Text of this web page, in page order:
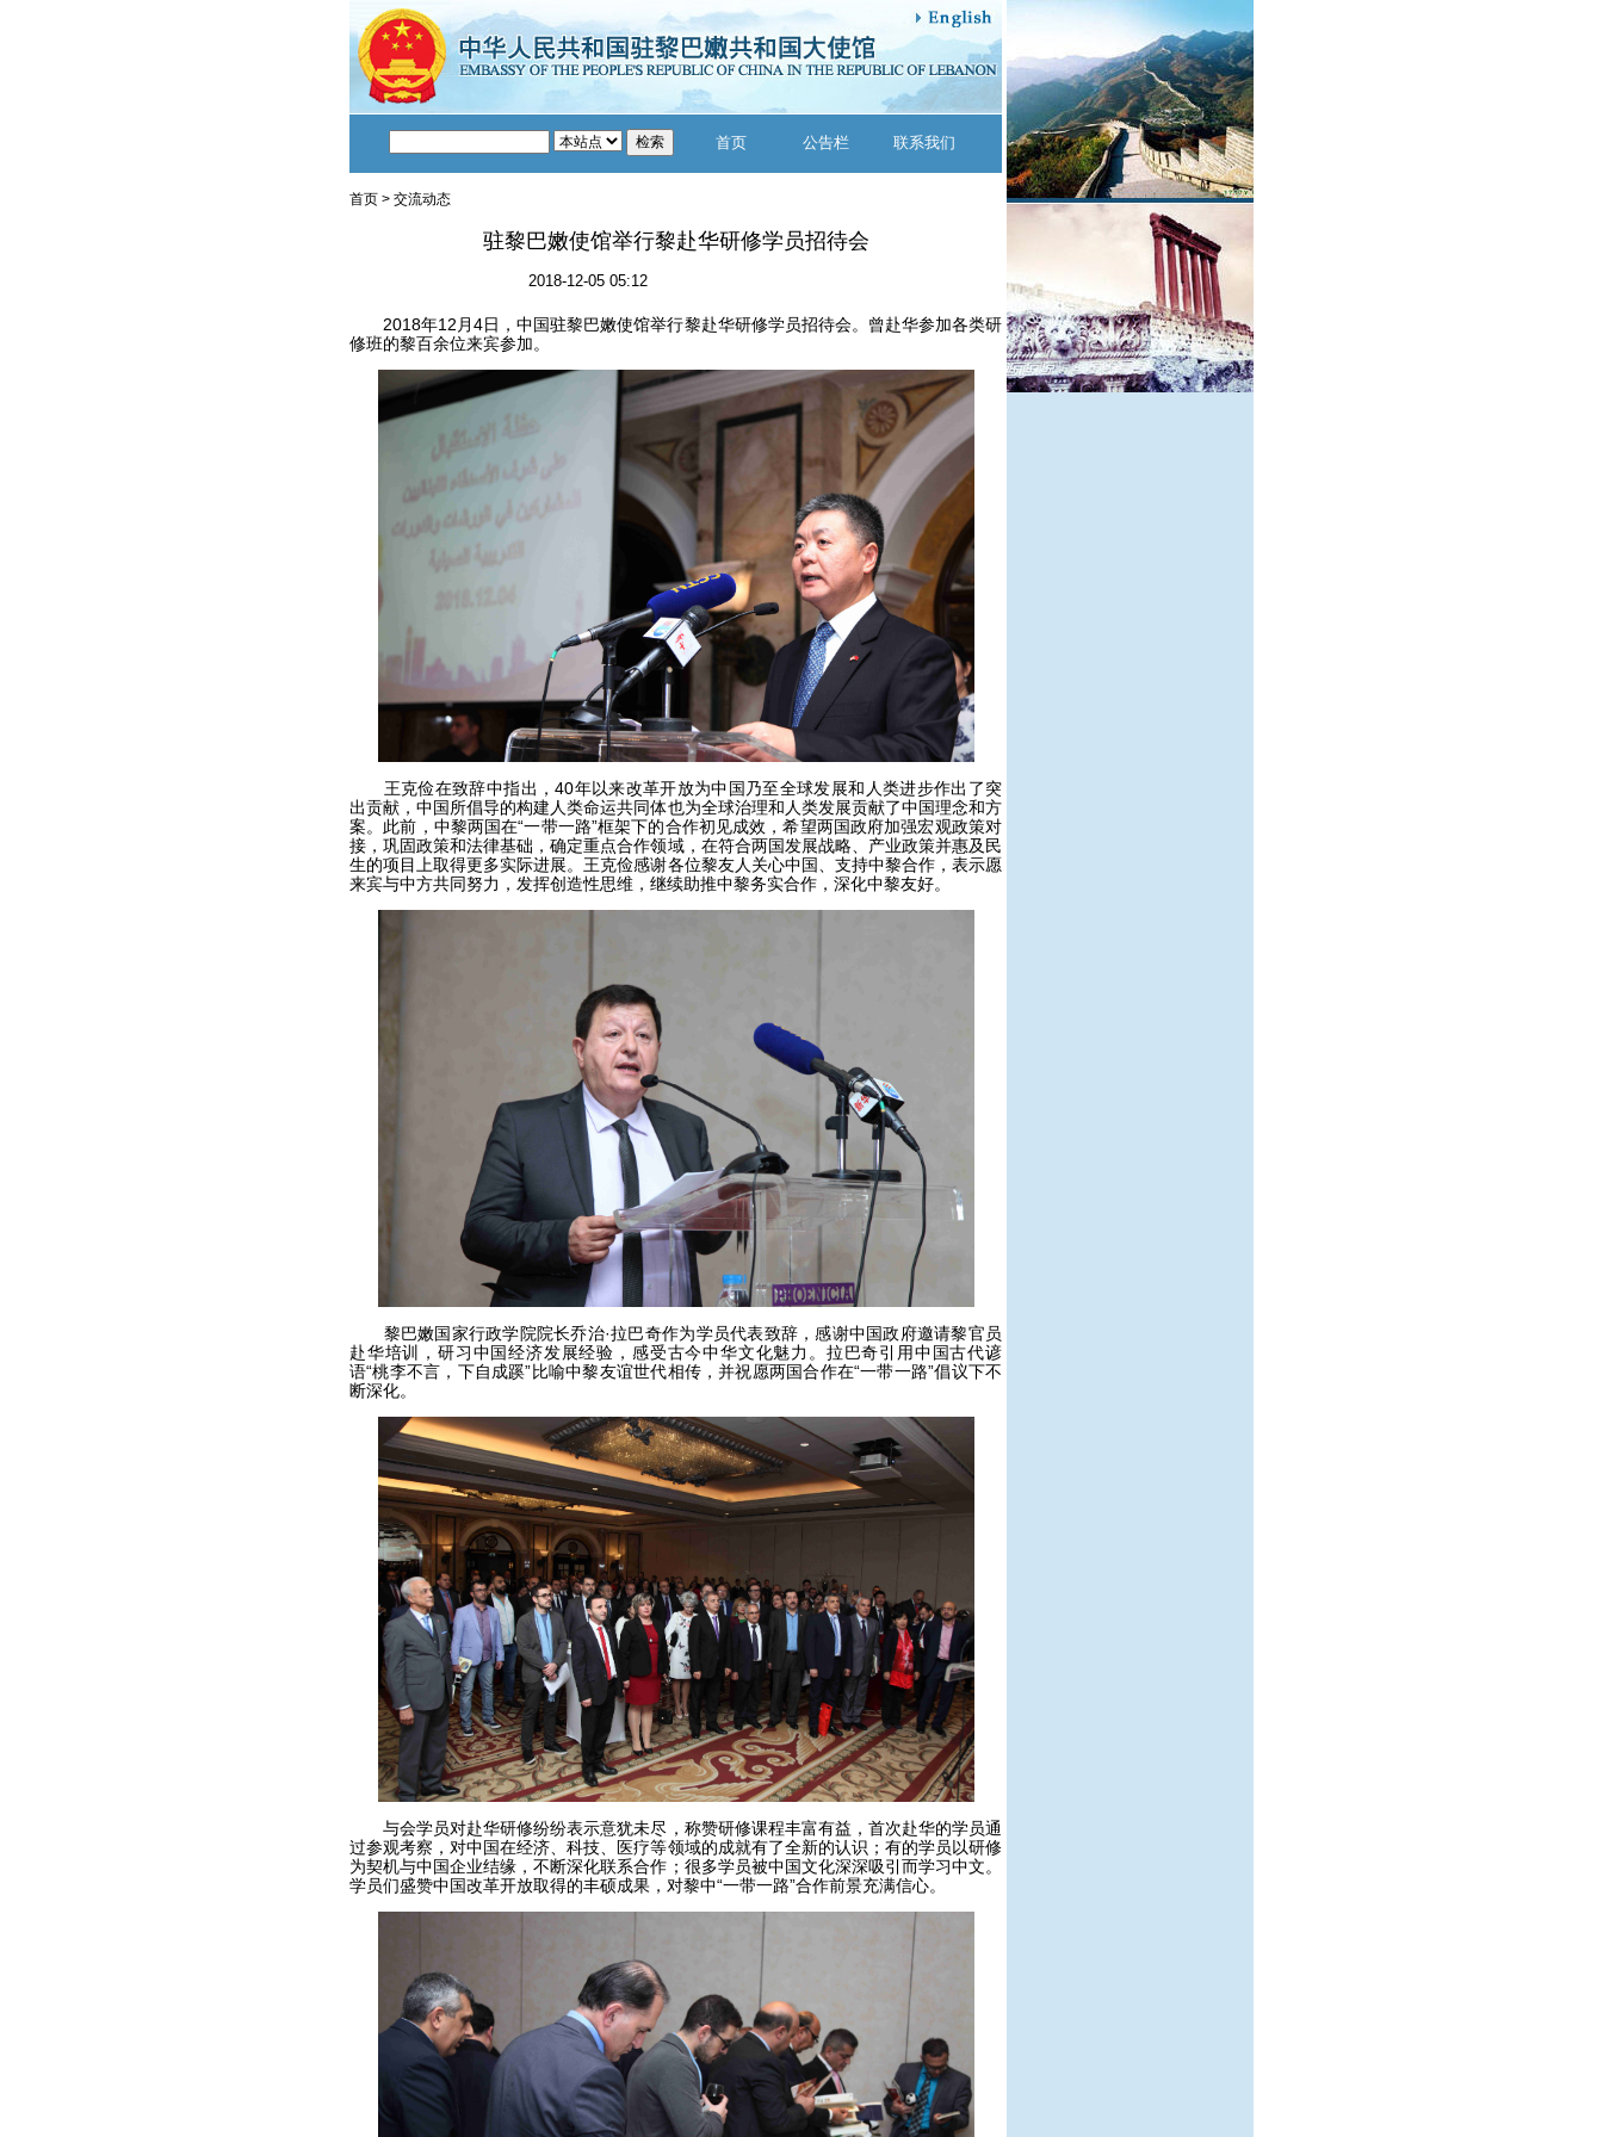
首页 公告栏 联系我们
首页 > 交流动态
驻黎巴嫩使馆举行黎赴华研修学员招待会
2018-12-05 05:12
2018年12月4日，中国驻黎巴嫩使馆举行黎赴华研修学员招待会。曾赴华参加各类研
修班的黎百余位来宾参加。
王克俭在致辞中指出，40年以来改革开放为中国乃至全球发展和人类进步作出了突
出贡献，中国所倡导的构建人类命运共同体也为全球治理和人类发展贡献了中国理念和方
案。此前，中黎两国在“一带一路”框架下的合作初见成效，希望两国政府加强宏观政策对
接，巩固政策和法律基础，确定重点合作领域，在符合两国发展战略、产业政策并惠及民
生的项目上取得更多实际进展。王克俭感谢各位黎友人关心中国、支持中黎合作，表示愿
来宾与中方共同努力，发挥创造性思维，继续助推中黎务实合作，深化中黎友好。
黎巴嫩国家行政学院院长乔治·拉巴奇作为学员代表致辞，感谢中国政府邀请黎官员
赴华培训，研习中国经济发展经验，感受古今中华文化魅力。拉巴奇引用中国古代谚
语“桃李不言，下自成蹊”比喻中黎友谊世代相传，并祝愿两国合作在“一带一路”倡议下不
断深化。
与会学员对赴华研修纷纷表示意犹未尽，称赞研修课程丰富有益，首次赴华的学员通
过参观考察，对中国在经济、科技、医疗等领域的成就有了全新的认识；有的学员以研修
为契机与中国企业结缘，不断深化联系合作；很多学员被中国文化深深吸引而学习中文。
学员们盛赞中国改革开放取得的丰硕成果，对黎中“一带一路”合作前景充满信心。